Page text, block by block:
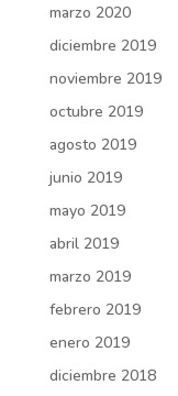
marzo 2020
diciembre 2019
noviembre 2019
octubre 2019
agosto 2019
junio 2019
mayo 2019
abril 2019
marzo 2019
febrero 2019
enero 2019
diciembre 2018